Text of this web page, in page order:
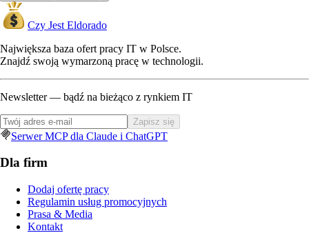
Czy Jest Eldorado
Największa baza ofert pracy IT w Polsce.
Znajdź swoją wymarzoną pracę w technologii.
Newsletter — bądź na bieżąco z rynkiem IT
Zapisz się
Serwer MCP dla Claude i ChatGPT
Dla firm
Dodaj ofertę pracy
Regulamin usług promocyjnych
Prasa & Media
Kontakt